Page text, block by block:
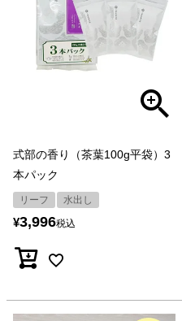
式部の香り（茶葉100g平袋）3
本パック
リーフ 水出し
¥3,996税込